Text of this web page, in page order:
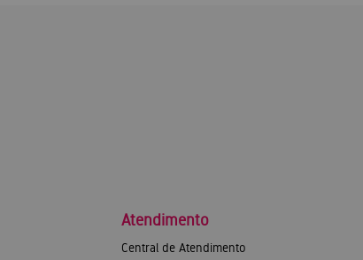
Atendimento
Central de Atendimento